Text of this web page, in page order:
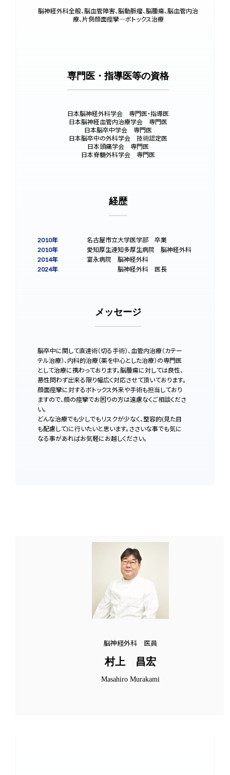
脳神経外科全般、脳血管障害、脳動脈瘤、脳腫瘍、脳血管内治
療、片側顔面痙攣―ボトックス治療
専門医・指導医等の資格
日本脳神経外科学会 専門医・指導医
日本脳神経血管内治療学会 専門医
日本脳卒中学会 専門医
日本脳卒中の外科学会 技術認定医
日本頭痛学会 専門医
日本脊髄外科学会 専門医
経歴
2010年
名古屋市立大学医学部 卒業
2010年
愛知厚生連知多厚生病院 脳神経外科
2014年
富永病院 脳神経外科
2024年
脳神経外科 医長
メッセージ
脳卒中に関して直達術（切る手術）、血管内治療（カテー
テル治療）、内科的治療（薬を中心とした治療）の専門医
として治療に携わっております。脳腫瘍に対しては良性、
悪性問わず出来る限り幅広く対応させて頂いております。
顔面痙攣に対するボトックス外来や手術も担当しており
ますので、顔の痙攣でお困りの方は遠慮なくご相談くださ
い。
どんな治療でも少しでもリスクが少なく、整容的(見た目
も配慮して)に行いたいと思います。ささいな事でも気に
なる事があればお気軽にお越しください。
脳神経外科 医員
村上 昌宏
Masahiro Murakami